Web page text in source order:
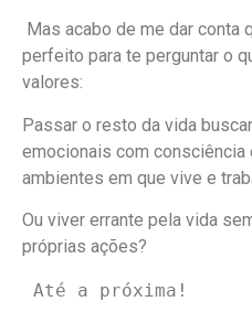
Mas acabo de me dar conta
perfeito para te perguntar o
valores:
Passar o resto da vida
emocionais com consciência
ambientes em que vive e
Ou viver errante pela vida
próprias ações?
Até a próxima!